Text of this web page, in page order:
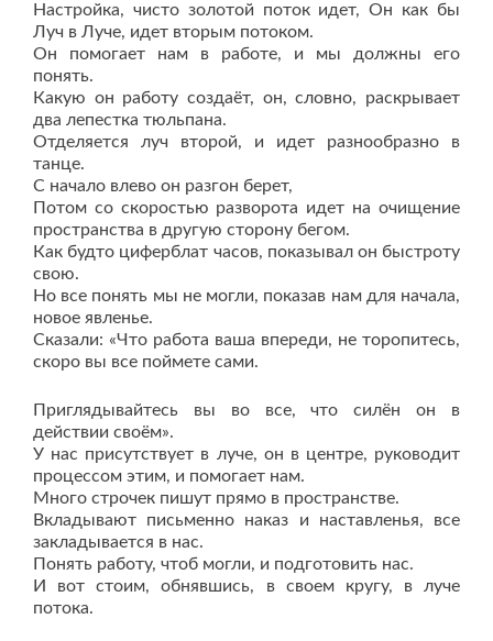
Настройка, чисто золотой поток идет, Он как бы
Луч в Луче, идет вторым потоком.
Он помогает нам в работе, и мы должны его
понять.
Какую он работу создаёт, он, словно, раскрывает
два лепестка тюльпана.
Отделяется луч второй, и идет разнообразно в
танце.
С начало влево он разгон берет,
Потом со скоростью разворота идет на очищение
пространства в другую сторону бегом.
Как будто циферблат часов, показывал он быстроту
свою.
Но все понять мы не могли, показав нам для начала,
новое явленье.
Сказали: «Что работа ваша впереди, не торопитесь,
скоро вы все поймете сами.
Приглядывайтесь вы во все, что силён он в
действии своём».
У нас присутствует в луче, он в центре, руководит
процессом этим, и помогает нам.
Много строчек пишут прямо в пространстве.
Вкладывают письменно наказ и наставленья, все
закладывается в нас.
Понять работу, чтоб могли, и подготовить нас.
И вот стоим, обнявшись, в своем кругу, в луче
потока.